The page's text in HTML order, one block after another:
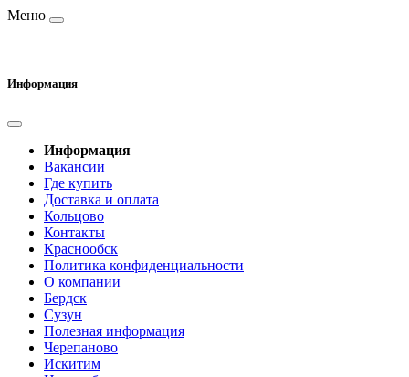
Меню
Информация
Информация
Вакансии
Где купить
Доставка и оплата
Кольцово
Контакты
Краснообск
Политика конфиденциальности
О компании
Бердск
Сузун
Полезная информация
Черепаново
Искитим